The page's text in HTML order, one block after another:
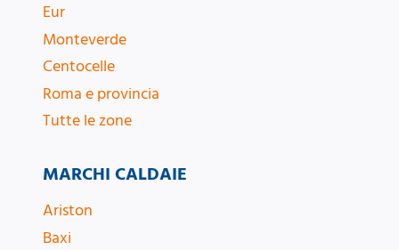
Eur
Monteverde
Centocelle
Roma e provincia
Tutte le zone
MARCHI CALDAIE
Ariston
Baxi